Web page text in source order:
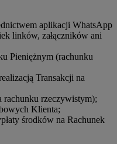
aplikacji WhatsApp
linków, załączników ani
Pieniężnym (rachunku
Transakcji na
rachunku rzeczywistym);
Klienta;
środków na Rachunek